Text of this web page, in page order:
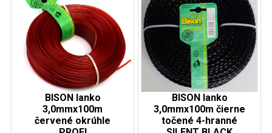
BISON lanko
3,0mmx100m
červené okrúhle
BISON lanko
3,0mmx100m čierne
točené 4-hranné